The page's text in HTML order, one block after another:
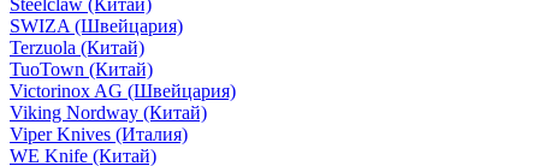
Steelclaw (Китай)
SWIZA (Швейцария)
Terzuola (Китай)
TuoTown (Китай)
Victorinox AG (Швейцария)
Viking Nordway (Китай)
Viper Knives (Италия)
WE Knife (Китай)